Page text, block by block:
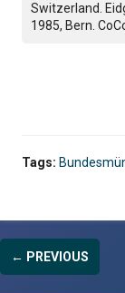
Switzerland.
1985, Bern.
Tags:
← PREVIOUS